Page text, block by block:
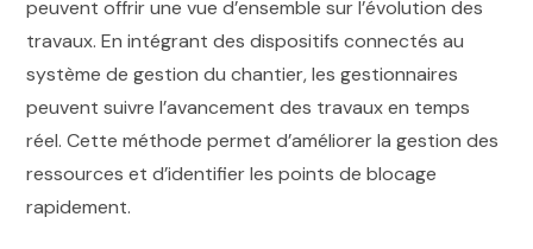
peuvent offrir une vue d’ensemble sur l’évolution des
travaux. En intégrant des dispositifs connectés au
système de gestion du chantier, les gestionnaires
peuvent suivre l’avancement des travaux en temps
réel. Cette méthode permet d’améliorer la gestion des
ressources et d’identifier les points de blocage
rapidement.